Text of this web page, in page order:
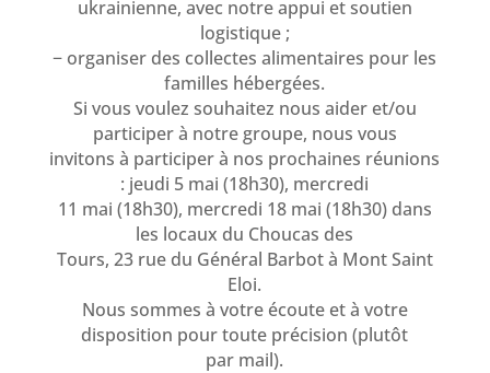
ukrainienne, avec notre appui et soutien
logistique ;
− organiser des collectes alimentaires pour les
familles hébergées.
Si vous voulez souhaitez nous aider et/ou
participer à notre groupe, nous vous
invitons à participer à nos prochaines réunions
: jeudi 5 mai (18h30), mercredi
11 mai (18h30), mercredi 18 mai (18h30) dans
les locaux du Choucas des
Tours, 23 rue du Général Barbot à Mont Saint
Eloi.
Nous sommes à votre écoute et à votre
disposition pour toute précision (plutôt
par mail).